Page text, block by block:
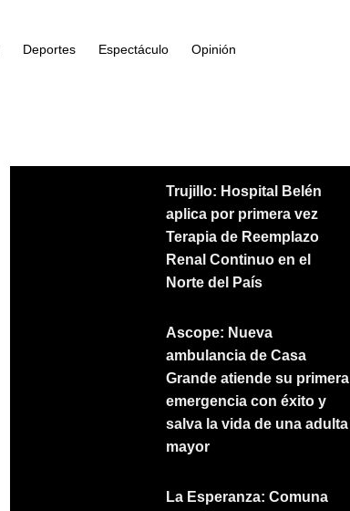
Deportes Espectáculo Opinión
Trujillo: Hospital Belén
aplica por primera vez
Terapia de Reemplazo
Renal Continuo en el
Norte del País
Ascope: Nueva
ambulancia de Casa
Grande atiende su primera
emergencia con éxito y
salva la vida de una adulta
mayor
La Esperanza: Comuna